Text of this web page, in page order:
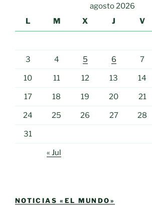
agosto 2026
L
M X J V
3 4 5 6 7
10 11 12 13 14
17 18 19 20 21
24 25 26 27 28
31
« Jul
NOTICIAS «EL MUNDO»